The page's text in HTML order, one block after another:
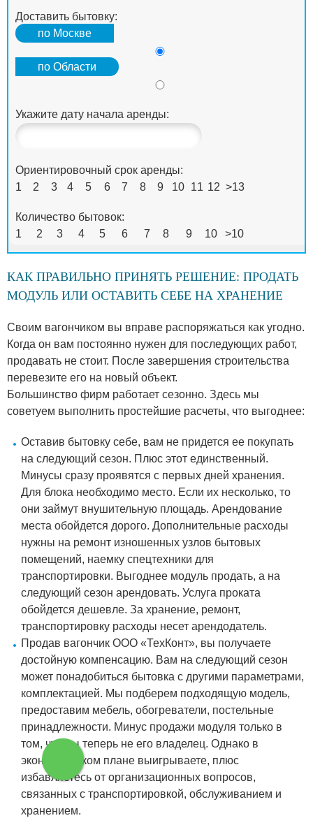
Доставить бытовку:
по Москве
по Области
Укажите дату начала аренды:
Ориентировочный срок аренды:
1
2 3 4 5 6 7 8 9 10 11 12 >13
Количество бытовок:
1
2 3 4 5 6 7 8 9 10 >10
КАК ПРАВИЛЬНО ПРИНЯТЬ РЕШЕНИЕ: ПРОДАТЬ
МОДУЛЬ ИЛИ ОСТАВИТЬ СЕБЕ НА ХРАНЕНИЕ
Своим вагончиком вы вправе распоряжаться как угодно.
Когда он вам постоянно нужен для последующих работ,
продавать не стоит. После завершения строительства
перевезите его на новый объект.
Большинство фирм работает сезонно. Здесь мы
советуем выполнить простейшие расчеты, что выгоднее:
Оставив бытовку себе, вам не придется ее покупать
на следующий сезон. Плюс этот единственный.
Минусы сразу проявятся с первых дней хранения.
Для блока необходимо место. Если их несколько, то
они займут внушительную площадь. Арендование
места обойдется дорого. Дополнительные расходы
нужны на ремонт изношенных узлов бытовых
помещений, наемку спецтехники для
транспортировки. Выгоднее модуль продать, а на
следующий сезон арендовать. Услуга проката
обойдется дешевле. За хранение, ремонт,
транспортировку расходы несет арендодатель.
Продав вагончик ООО «ТехКонт», вы получаете
достойную компенсацию. Вам на следующий сезон
может понадобиться бытовка с другими параметрами,
комплектацией. Мы подберем подходящую модель,
предоставим мебель, обогреватели, постельные
принадлежности. Минус продажи модуля только в
том, что вы теперь не его владелец. Однако в
экономическом плане выигрываете, плюс
избавляетесь от организационных вопросов,
связанных с транспортировкой, обслуживанием и
хранением.